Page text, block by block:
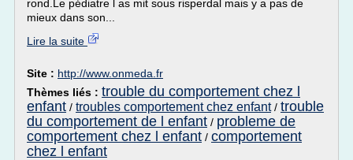
rond.Le pédiatre l as mit sous risperdal mais y a pas de
mieux dans son...
Lire la suite
Site : http://www.onmeda.fr
Thèmes liés : trouble du comportement chez l
enfant / troubles comportement chez enfant/ trouble
du comportement de l enfant / probleme de
comportement chez l enfant / comportement
chez l enfant